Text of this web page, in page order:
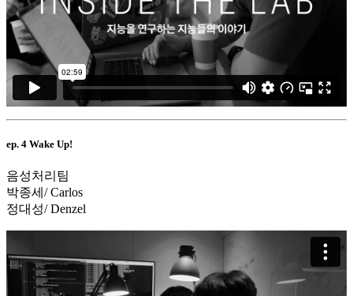
ep. 4 Wake Up!
음성처리팀
박종세/ Carlos
정대성/ Denzel